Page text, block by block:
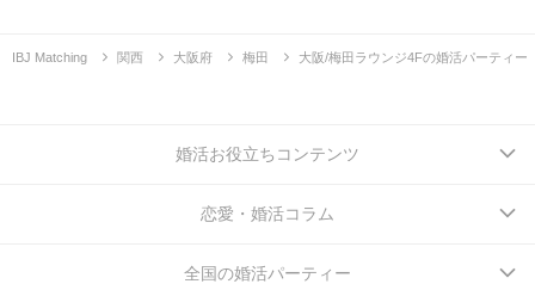
IBJ Matching 関西 大阪府 梅田 大阪/梅田ラウンジ4Fの婚活パーティー
婚活お役立ちコンテンツ
恋愛・婚活コラム
全国の婚活パーティー